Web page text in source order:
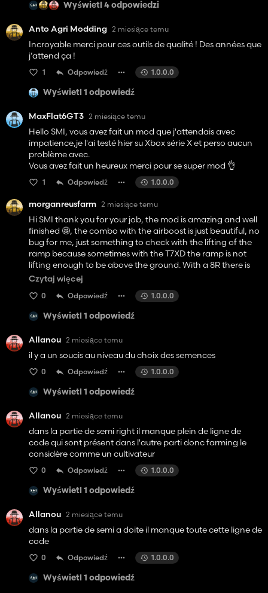
Wyświetl 4 odpowiedzi
Anto Agri Modding 2 miesiące temu
Incroyable merci pour ces outils de qualité ! Des années que
j’attend ça !
1 Odpowiedź 1.0.0.0
Wyświetl 1 odpowiedź
MaxFlat6GT3 2 miesiące temu
Hello SMI, vous avez fait un mod que j'attendais avec
impatience,je l'ai testé hier su Xbox série X et perso aucun
problème avec.
Vous avez fait un heureux merci pour se super mod 👌
1 Odpowiedź 1.0.0.0
morganreusfarm 2 miesiące temu
Hi SMI thank you for your job, the mod is amazing and well
finished 🤩, the combo with the airboost is just beautiful, no
bug for me, just something to check with the lifting of the
ramp because sometimes with the T7XD the ramp is not
lifting enough to be above the ground. With a 8R there is
no problem. And yes 12kph could be better. 😉 Those thing
are just little details but the mod is amazing
Czytaj więcej
0 Odpowiedź 1.0.0.0
Wyświetl 1 odpowiedź
Allanou 2 miesiące temu
il y a un soucis au niveau du choix des semences
0 Odpowiedź 1.0.0.0
Wyświetl 1 odpowiedź
Allanou 2 miesiące temu
dans la partie de semi right il manque plein de ligne de
code qui sont présent dans l'autre parti donc farming le
considère comme un cultivateur
0 Odpowiedź 1.0.0.0
Wyświetl 1 odpowiedź
Allanou 2 miesiące temu
dans la partie de semi a doite il manque toute cette ligne de
code
0 Odpowiedź 1.0.0.0
Wyświetl 1 odpowiedź